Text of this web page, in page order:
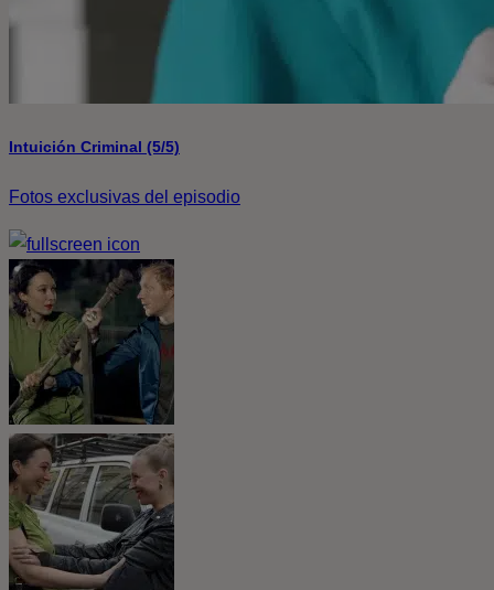
Intuición Criminal (5/5)
Fotos exclusivas del episodio